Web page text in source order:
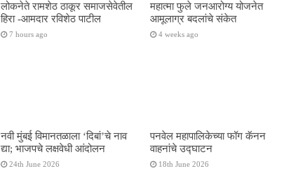
लोकनेते रामशेठ ठाकूर समाजसेवेतील
हिरा -आमदार रविशेठ पाटील
7 hours ago
महात्मा फुले जनआरोग्य योजनेत
आमूलाग्र बदलांचे संकेत
4 weeks ago
नवी मुंबई विमानतळाला ‌‘दिबां‌’चे नाव
द्या; भाजपचे लक्षवेधी आंदोलन
24th June 2026
पनवेल महापालिकेच्या फॉग कॅनन
वाहनांचे उद्घाटन
18th June 2026